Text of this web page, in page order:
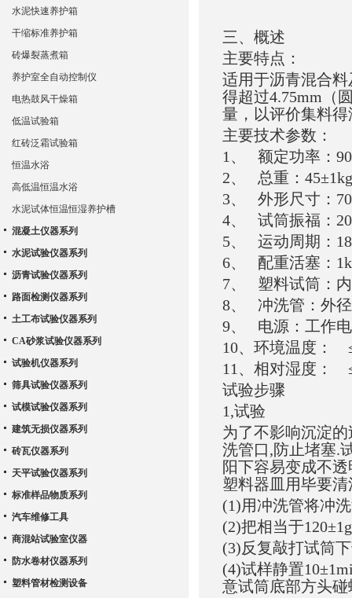
三、概述
主要特点：
适用于沥青混合
得超过4.75mm（
量，以评价集料
主要技术参数：
1、 额定功率：
2、 总重：45±1kg
3、 外形尺寸：
4、 试筒振福：
5、 运动周期：
6、 配重活塞：
7、 塑料试筒：
8、 冲洗管：外
9、 电源：工作电
10、环境温度：
11、相对湿度：
试验步骤
1,试验
为了不影响沉淀
洗管口,防止堵塞.
阳下容易变成不
塑料器皿用毕要清
(1)用冲洗管将冲
(2)把相当于
(3)反复敲打试筒
(4)试样静置
意试筒底部方头碰
水泥快速养护箱
干缩标准养护箱
砖爆裂蒸煮箱
养护室全自动控制仪
电热鼓风干燥箱
低温试验箱
红砖泛霜试验箱
恒温水浴
高低温恒温水浴
水泥试体恒温恒湿养护槽
混凝土仪器系列
水泥试验仪器系列
沥青试验仪器系列
路面检测仪器系列
土工布试验仪器系列
CA砂浆试验仪器系列
试验机仪器系列
筛具试验仪器系列
试模试验仪器系列
建筑无损仪器系列
砖瓦仪器系列
天平试验仪器系列
标准样品物质系列
汽车维修工具
商混站试验室仪器
防水卷材仪器系列
塑料管材检测设备